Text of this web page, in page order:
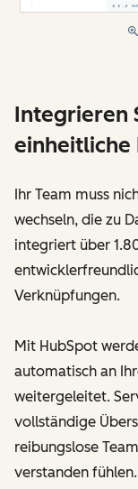
Integrieren
einheitliche
Ihr Team muss
wechseln, die zu
integriert über
Verknüpfungen.
Mit HubSpot
automatisch an
weitergeleitet.
vollständige
reibungslose
verstanden fühlen.